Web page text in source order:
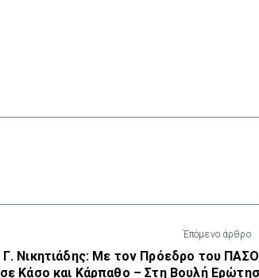
Έπόμενο άρθρο
Γ. Νικητιάδης: Με τον Πρόεδρο του
σε Κάσο και Κάρπαθο – Στη Βουλή